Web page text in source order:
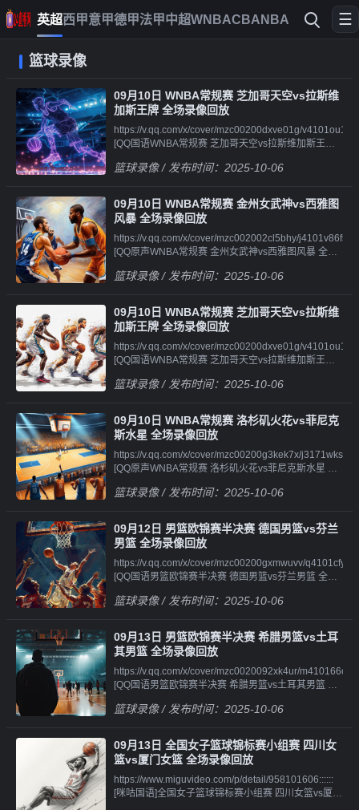
英超西甲意甲德甲法甲中超WNBACBA NBA ☰
篮球录像
09月10日 WNBA常规赛 芝加哥天空vs拉斯维
加斯王牌 全场录像回放
https://v.qq.com/x/cover/mzc00200dxve01g/
[QQ国语WNBA常规赛 芝加哥天空vs拉斯维加斯王牌
放||||||https://v.qq.com/x/cover/mzc00200dxve01g/
第一节 录
像||||||https://v.qq.com/x/cover/mzc00200dxve01g/
[QQ国语WNBA常规赛 芝加哥天空vs拉斯维加斯王牌
第二节 录
像||||||https://v.qq.com/x/cover/mzc00200dxve01g/
第三节 录
[QQ国语WNBA常规赛 芝加哥天空vs拉斯维加斯王牌
第四节 录
像||||||https://v.qq.com/x/cover/mzc00200dxve01g/
[QQ原声WNBA常规赛 芝加哥天空vs拉斯维加斯王牌
全场录像回
[QQ原声WNBA常规赛 芝加哥天空vs拉斯维加斯王牌
像||||||https://v.qq.com/x/cover/mzc00200dxve01g/
[QQ原声WNBA常规赛 芝加哥天空vs拉斯维加斯王牌
第二节 录
像||||||https://v.qq.com/x/cover/mzc00200dxve01g/
[QQ原声WNBA常规赛 芝加哥天空vs拉斯维加斯王牌
第三节 录
像||||||https://v.qq.com/x/cover/mzc00200dxve01g/
第四节 录像
篮球录像/ 发布时间：2025-10-06
09月10日 WNBA常规赛 金州女武神vs西雅图
风暴 全场录像回放
https://v.qq.com/x/cover/mzc002002cl5bhy/
[QQ原声WNBA常规赛 金州女武神vs西雅图风暴 全场
放||||||https://v.qq.com/x/cover/mzc002002cl5bhy/
节 录
像||||||https://v.qq.com/x/cover/mzc002002cl5bhy/
[QQ原声WNBA常规赛 金州女武神vs西雅图风暴 第二
节 录
像||||||https://v.qq.com/x/cover/mzc002002cl5bhy/
节 录
[QQ原声WNBA常规赛 金州女武神vs西雅图风暴 第四
节 录像
篮球录像/ 发布时间：2025-10-06
09月10日 WNBA常规赛 芝加哥天空vs拉斯维
加斯王牌 全场录像回放
https://v.qq.com/x/cover/mzc00200dxve01g/
[QQ国语WNBA常规赛 芝加哥天空vs拉斯维加斯王牌
放||||||https://v.qq.com/x/cover/mzc00200dxve01g/
第一节 录
像||||||https://v.qq.com/x/cover/mzc00200dxve01g/
[QQ国语WNBA常规赛 芝加哥天空vs拉斯维加斯王牌
第二节 录
像||||||https://v.qq.com/x/cover/mzc00200dxve01g/
第三节 录
[QQ国语WNBA常规赛 芝加哥天空vs拉斯维加斯王牌
第四节 录
像||||||https://v.qq.com/x/cover/mzc00200dxve01g/
[QQ原声WNBA常规赛 芝加哥天空vs拉斯维加斯王牌
全场录像回
[QQ原声WNBA常规赛 芝加哥天空vs拉斯维加斯王牌
像||||||https://v.qq.com/x/cover/mzc00200dxve01g/
[QQ原声WNBA常规赛 芝加哥天空vs拉斯维加斯王牌
第二节 录
像||||||https://v.qq.com/x/cover/mzc00200dxve01g/
[QQ原声WNBA常规赛 芝加哥天空vs拉斯维加斯王牌
第三节 录
像||||||https://v.qq.com/x/cover/mzc00200dxve01g/
第四节 录像
篮球录像/ 发布时间：2025-10-06
09月10日 WNBA常规赛 洛杉矶火花vs菲尼克
斯水星 全场录像回放
https://v.qq.com/x/cover/mzc00200g3kek7x/
[QQ原声WNBA常规赛 洛杉矶火花vs菲尼克斯水星 全
放||||||https://v.qq.com/x/cover/mzc00200g3kek7x/
一节 录
像||||||https://v.qq.com/x/cover/mzc00200g3kek7x/
[QQ原声WNBA常规赛 洛杉矶火花vs菲尼克斯水星 第
二节 录
像||||||https://v.qq.com/x/cover/mzc00200g3kek7x/
三节 录
[QQ原声WNBA常规赛 洛杉矶火花vs菲尼克斯水星 第
四节 录像
篮球录像/ 发布时间：2025-10-06
09月12日 男篮欧锦赛半决赛 德国男篮vs芬兰
男篮 全场录像回放
https://v.qq.com/x/cover/mzc00200gxmwuvv/
[QQ国语男篮欧锦赛半决赛 德国男篮vs芬兰男篮 全场
放||||||https://v.qq.com/x/cover/mzc00200gxmwuvv/
节 录
像||||||https://v.qq.com/x/cover/mzc00200gxmwuvv/
[QQ国语男篮欧锦赛半决赛 德国男篮vs芬兰男篮 第二
节 录
像||||||https://v.qq.com/x/cover/mzc00200gxmwuvv/
节 录
[QQ国语男篮欧锦赛半决赛 德国男篮vs芬兰男篮 第四
节 录
像||||||https://v.qq.com/x/cover/mzc00200gxmwuvv/
[QQ原声男篮欧锦赛半决赛 德国男篮vs芬兰男篮 全场
录像回
篮球录像/ 发布时间：2025-10-06
09月13日 男篮欧锦赛半决赛 希腊男篮vs土耳
其男篮 全场录像回放
https://v.qq.com/x/cover/mzc0020092xk4ur/
[QQ国语男篮欧锦赛半决赛 希腊男篮vs土耳其男篮 第
像||||||https://v.qq.com/x/cover/mzc0020092xk4ur/
二节 录
像||||||https://v.qq.com/x/cover/mzc0020092xk4ur/
[QQ国语男篮欧锦赛半决赛 希腊男篮vs土耳其男篮 第
三节 录
像||||||https://v.qq.com/x/cover/mzc0020092xk4ur/
篮球录像/ 发布时间：2025-10-06
09月13日 全国女子篮球锦标赛小组赛 四川女
篮vs厦门女篮 全场录像回放
https://www.miguvideo.com/p/detail/958101606::::::
[咪咕国语]全国女子篮球锦标赛小组赛 四川女篮vs厦门